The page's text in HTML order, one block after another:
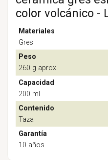
color volcánico -
Materiales
Gres
Peso
260 g aprox.
Capacidad
200 ml
Contenido
Taza
Garantía
10 años